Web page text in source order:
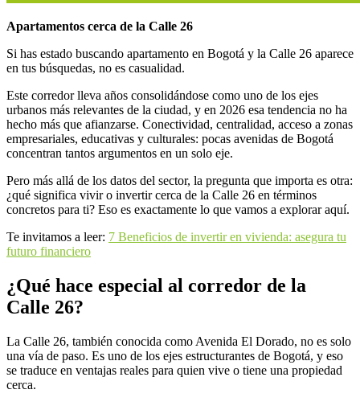
Apartamentos cerca de la Calle 26
Si has estado buscando apartamento en Bogotá y la Calle 26 aparece
en tus búsquedas, no es casualidad.
Este corredor lleva años consolidándose como uno de los ejes
urbanos más relevantes de la ciudad, y en 2026 esa tendencia no ha
hecho más que afianzarse. Conectividad, centralidad, acceso a zonas
empresariales, educativas y culturales: pocas avenidas de Bogotá
concentran tantos argumentos en un solo eje.
Pero más allá de los datos del sector, la pregunta que importa es otra:
¿qué significa vivir o invertir cerca de la Calle 26 en términos
concretos para ti? Eso es exactamente lo que vamos a explorar aquí.
Te invitamos a leer: 7 Beneficios de invertir en vivienda: asegura tu
futuro financiero
¿Qué hace especial al corredor de la
Calle 26?
La Calle 26, también conocida como Avenida El Dorado, no es solo
una vía de paso. Es uno de los ejes estructurantes de Bogotá, y eso
se traduce en ventajas reales para quien vive o tiene una propiedad
cerca.